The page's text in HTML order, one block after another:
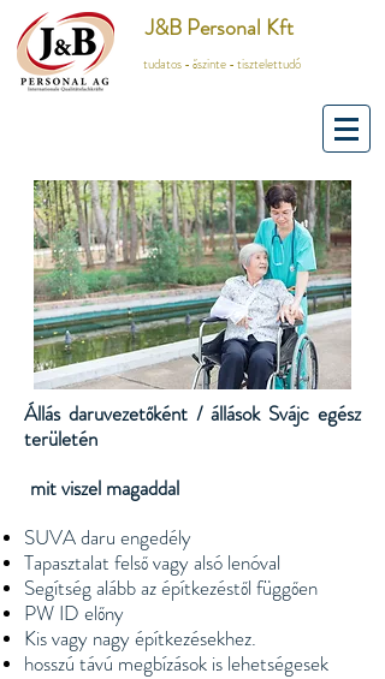
J&B Personal Kft
tudatos - őszinte - tisztelettudó
Állás daruvezetőként / állások Svájc egész
területén
mit viszel magaddal
SUVA daru engedély
Tapasztalat felső vagy alsó lenóval
Segítség alább az építkezéstől függően
PW ID előny
Kis vagy nagy építkezésekhez.
hosszú távú megbízások is lehetségesek